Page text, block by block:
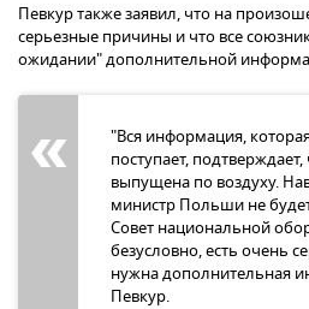
Певкур также заявил, что на
серьезные причины и что все
ожидании" дополнительной
"Вся информация,
поступает,
выпущена по воздуху.
министр Польши не
Совет национальной
безусловно, есть очень
нужна дополнительная
Певкур.